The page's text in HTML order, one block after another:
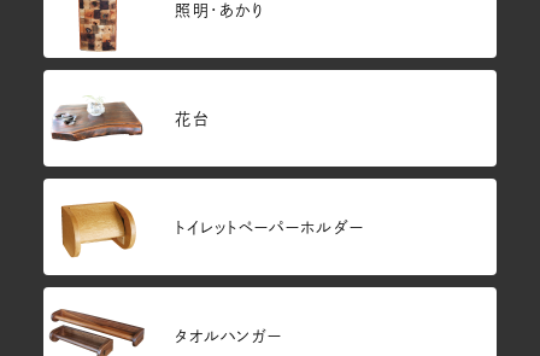
照明・あかり
花台
トイレットペーパーホルダー
タオルハンガー